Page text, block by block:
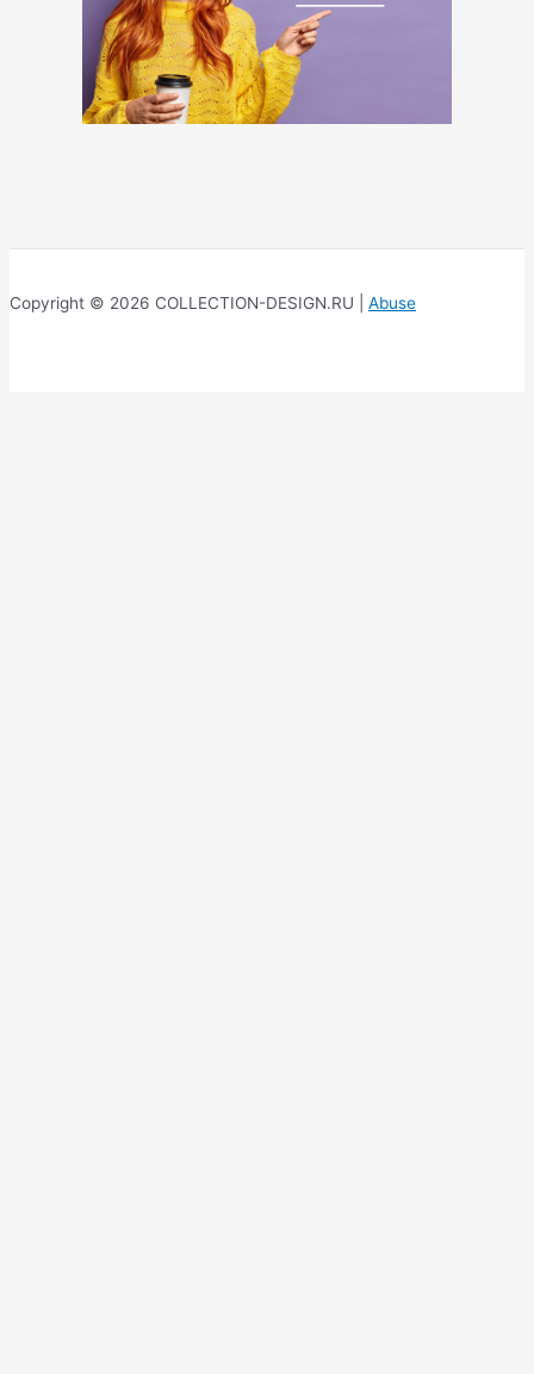
Copyright © 2026 COLLECTION-DESIGN.RU | Abuse